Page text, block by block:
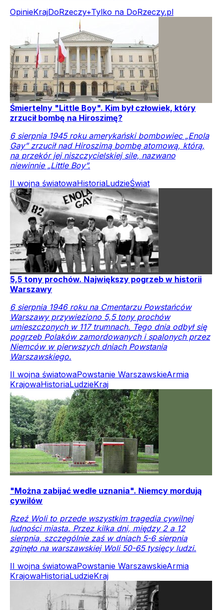
OpinieKrajDoRzeczy+Tylko na DoRzeczy.pl
Śmiertelny "Little Boy". Kim był człowiek, który
zrzucił bombę na Hiroszimę?
6 sierpnia 1945 roku amerykański bombowiec „Enola
Gay” zrzucił nad Hiroszimą bombę atomową, którą,
na przekór jej niszczycielskiej sile, nazwano
niewinnie „Little Boy”.
II wojna światowaHistoriaLudzieŚwiat
5,5 tony prochów. Największy pogrzeb w historii
Warszawy
6 sierpnia 1946 roku na Cmentarzu Powstańców
Warszawy przywieziono 5,5 tony prochów
umieszczonych w 117 trumnach. Tego dnia odbył się
pogrzeb Polaków zamordowanych i spalonych przez
Niemców w pierwszych dniach Powstania
Warszawskiego.
II wojna światowaPowstanie WarszawskieArmia
KrajowaHistoriaLudzieKraj
"Można zabijać wedle uznania". Niemcy mordują
cywilów
Rzeź Woli to przede wszystkim tragedia cywilnej
ludności miasta. Przez kilka dni, między 2 a 12
sierpnia, szczególnie zaś w dniach 5-6 sierpnia
zginęło na warszawskiej Woli 50-65 tysięcy ludzi.
II wojna światowaPowstanie WarszawskieArmia
KrajowaHistoriaLudzieKraj